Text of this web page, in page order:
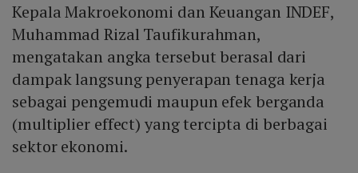
Kepala Makroekonomi dan Keuangan INDEF,
Muhammad Rizal Taufikurahman,
mengatakan angka tersebut berasal dari
dampak langsung penyerapan tenaga kerja
sebagai pengemudi maupun efek berganda
(multiplier effect) yang tercipta di berbagai
sektor ekonomi.